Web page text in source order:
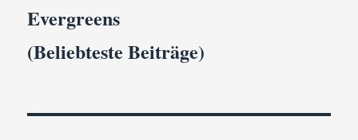
Evergreens
(Beliebteste Beiträge)